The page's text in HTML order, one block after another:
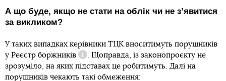
А що буде, якщо не стати на облік чи не зʼявитися
за викликом?
У таких випадках керівники ТЦК вноситимуть порушників
у Реєстр боржників
Довідка
. Щоправда, із законопроєкту не
зрозуміло, на яких підставах це робитимуть. Далі на
порушників чекають такі обмеження: